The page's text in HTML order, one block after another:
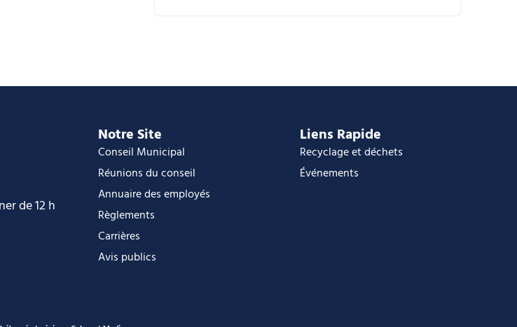
de 12 h
Notre Site
Conseil Municipal
Réunions du conseil
Annuaire des employés
Règlements
Carrières
Avis publics
Liens Rapide
Recyclage et déchets
Événements